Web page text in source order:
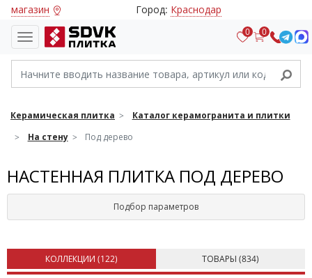
магазин Город: Краснодар
0 0
Керамическая плитка
Каталог керамогранита и плитки
На стену
Под дерево
НАСТЕННАЯ ПЛИТКА ПОД ДЕРЕВО
Подбор параметров
КОЛЛЕКЦИИ (122) ТОВАРЫ (834)